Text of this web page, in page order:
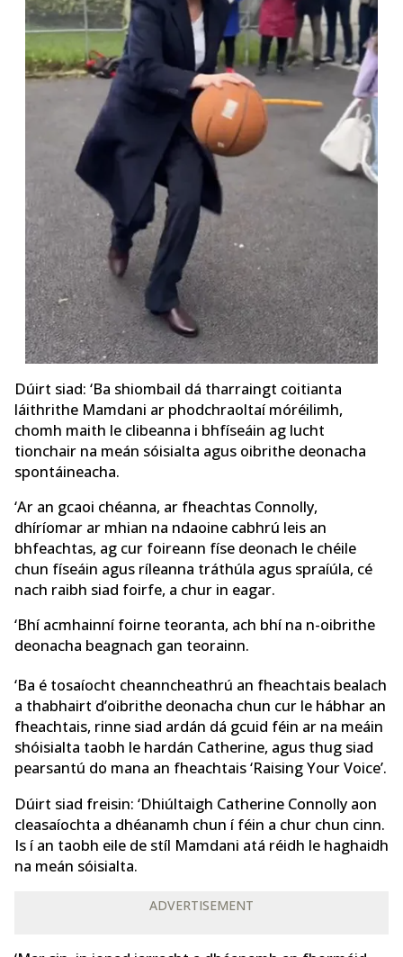
Dúirt siad: ‘Ba shiombail dá tharraingt coitianta
láithrithe Mamdani ar phodchraoltaí móréilimh,
chomh maith le clibeanna i bhfíseáin ag lucht
tionchair na meán sóisialta agus oibrithe deonacha
spontáineacha.
‘Ar an gcaoi chéanna, ar fheachtas Connolly,
dhíríomar ar mhian na ndaoine cabhrú leis an
bhfeachtas, ag cur foireann físe deonach le chéile
chun físeáin agus ríleanna tráthúla agus spraíúla, cé
nach raibh siad foirfe, a chur in eagar.
‘Bhí acmhainní foirne teoranta, ach bhí na n-oibrithe
deonacha beagnach gan teorainn.
‘Ba é tosaíocht cheanncheathrú an fheachtais bealach
a thabhairt d’oibrithe deonacha chun cur le hábhar an
fheachtais, rinne siad ardán dá gcuid féin ar na meáin
shóisialta taobh le hardán Catherine, agus thug siad
pearsantú do mana an fheachtais ‘Raising Your Voice’.
Dúirt siad freisin: ‘Dhiúltaigh Catherine Connolly aon
cleasaíochta a dhéanamh chun í féin a chur chun cinn.
Is í an taobh eile de stíl Mamdani atá réidh le haghaidh
na meán sóisialta.
ADVERTISEMENT